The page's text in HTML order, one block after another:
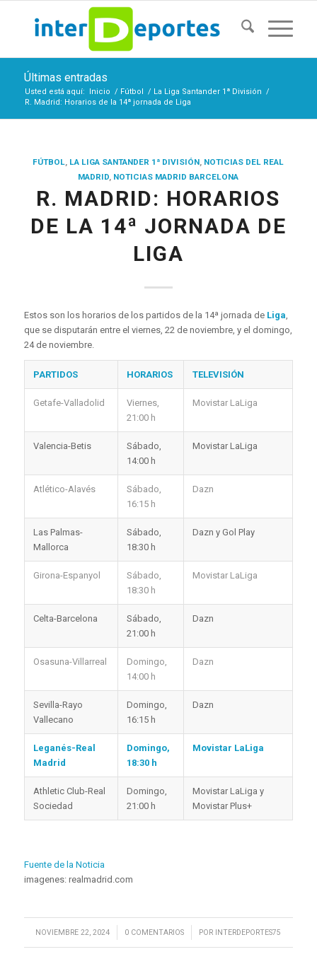
Últimas entradas
Usted está aquí: Inicio / Fútbol / La Liga Santander 1ª División /
R. Madrid: Horarios de la 14ª jornada de Liga
FÚTBOL, LA LIGA SANTANDER 1ª DIVISIÓN, NOTICIAS DEL REAL
MADRID, NOTICIAS MADRID BARCELONA
R. MADRID: HORARIOS
DE LA 14ª JORNADA DE
LIGA
Estos son los horarios de los partidos de la 14ª jornada de Liga,
que se disputarán entre el viernes, 22 de noviembre, y el domingo,
24 de noviembre.
PARTIDOS HORARIOS TELEVISIÓN
Getafe-Valladolid
Viernes,
21:00 h
Movistar LaLiga
Valencia-Betis
Sábado,
14:00 h
Movistar LaLiga
Atlético-Alavés
Sábado,
16:15 h
Dazn
Las Palmas-
Mallorca
Sábado,
18:30 h
Dazn y Gol Play
Girona-Espanyol
Sábado,
18:30 h
Movistar LaLiga
Celta-Barcelona
Sábado,
21:00 h
Dazn
Osasuna-Villarreal
Domingo,
14:00 h
Dazn
Sevilla-Rayo
Vallecano
Domingo,
16:15 h
Dazn
Leganés-Real
Madrid
Domingo,
18:30 h
Movistar LaLiga
Athletic Club-Real
Sociedad
Domingo,
21:00 h
Movistar LaLiga y
Movistar Plus+
Fuente de la Noticia
imagenes: realmadrid.com
NOVIEMBRE 22, 2024
/ 0 COMENTARIOS
/ POR INTERDEPORTES75